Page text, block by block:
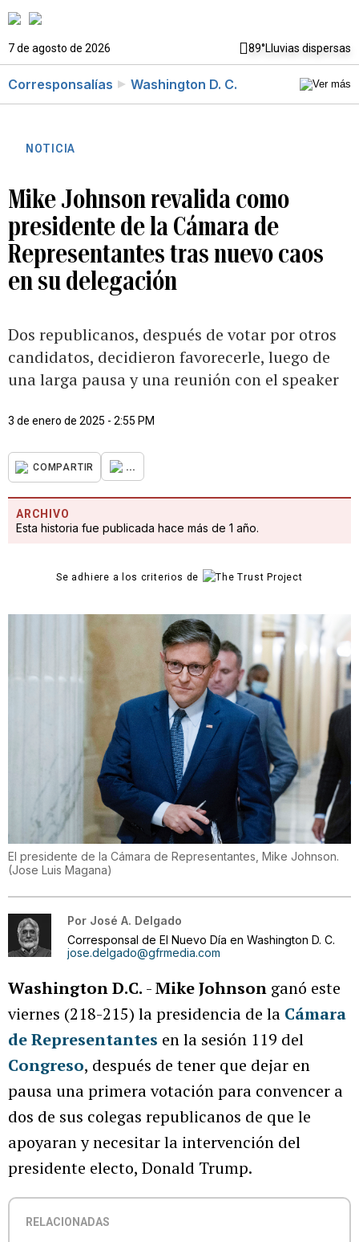
7 de agosto de 2026 89°Lluvias dispersas
Corresponsalías Washington D. C.
NOTICIA
Mike Johnson revalida como
presidente de la Cámara de
Representantes tras nuevo caos
en su delegación
Dos republicanos, después de votar por otros
candidatos, decidieron favorecerle, luego de
una larga pausa y una reunión con el speaker
3 de enero de 2025 - 2:55 PM
COMPARTIR ...
ARCHIVO
Esta historia fue publicada hace más de 1 año.
Se adhiere a los criterios de
El presidente de la Cámara de Representantes, Mike Johnson.
(Jose Luis Magana)
Por José A. Delgado
Corresponsal de El Nuevo Día en Washington D. C.
jose.delgado@gfrmedia.com
Washington D.C. -Mike Johnson ganó este
viernes (218-215) la presidencia de la Cámara
de Representantes en la sesión 119 del
Congreso, después de tener que dejar en
pausa una primera votación para convencer a
dos de sus colegas republicanos de que le
apoyaran y necesitar la intervención del
presidente electo, Donald Trump.
RELACIONADAS